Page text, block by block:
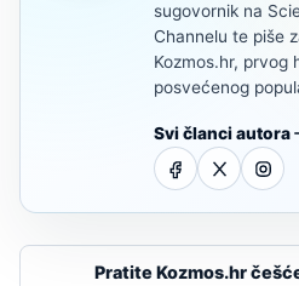
sugovornik na
Channelu te piše
Kozmos.hr, prvog
posvećenog
Svi članci autora
Pratite Kozmos.hr